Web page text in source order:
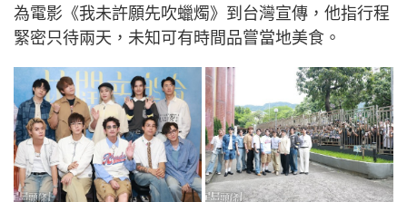
為電影《我未許願先吹蠟燭》到台灣宣傳，他指行程
緊密只待兩天，未知可有時間品嘗當地美食。